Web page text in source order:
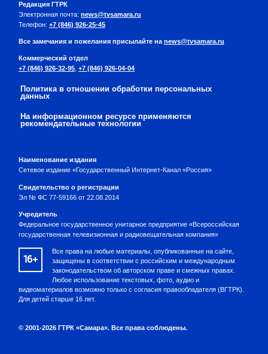
Редакция ГТРК
Электронная почта: news@tvsamara.ru
Телефон: +7 (846) 926-25-45
Все замечания и пожелания присылайте на news@tvsamara.ru
Коммерческий отдел
+7 (846) 926-32-95, +7 (846) 926-04-04
Политика в отношении обработки персональных
данных
На информационном ресурсе применяются
рекомендательные технологии
Наименование издания
Сетевое издание «Государственный Интернет-Канал «Россия»
Свидетельство о регистрации
Эл № ФС 77-59166 от 22.08.2014
Учредитель
Федеральное государственное унитарное предприятие «Всероссийская
государственная телевизионная и радиовещательная компания»
16+
Все права на любые материалы, опубликованные на сайте,
защищены в соответствии с российским и международным
законодательством об авторском праве и смежных правах.
Любое использование текстовых, фото, аудио и
видеоматериалов возможно только с согласия правообладателя (ВГТРК).
Для детей старше 16 лет.
© 2001-2026 ГТРК «Самара». Все права соблюдены.